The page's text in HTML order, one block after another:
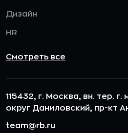
Дизайн
HR
Смотреть все
115432, г. Москва, вн. тер. г.
округ Даниловский, пр-кт
team@rb.ru